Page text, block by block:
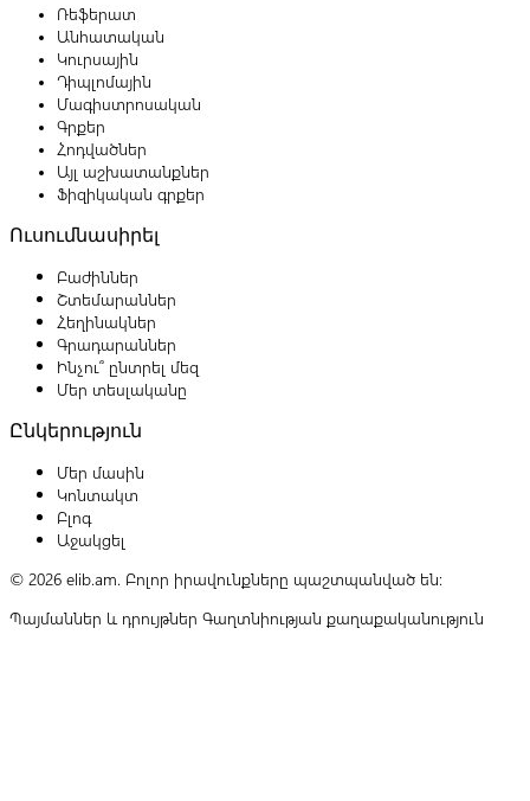
Ռեֆերատ
Անհատական
Կուրսային
Դիպլոմային
Մագիստրոսական
Գրքեր
Հոդվածներ
Այլ աշխատանքներ
Ֆիզիկական գրքեր
Ուսումնասիրել
Բաժիններ
Շտեմարաններ
Հեղինակներ
Գրադարաններ
Ինչու՞ ընտրել մեզ
Մեր տեսլականը
Ընկերություն
Մեր մասին
Կոնտակտ
Բլոգ
Աջակցել
© 2026 elib.am. Բոլոր իրավունքները պաշտպանված են:
Պայմաններ և դրույթներ Գաղտնիության քաղաքականություն